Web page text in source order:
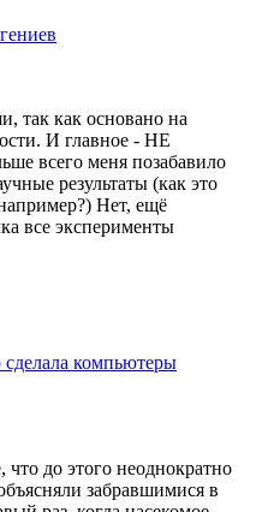
так как основано на
И главное - НЕ
всего меня позабавило
результаты (как это
Нет, ещё
все эксперименты
сделала компьютеры
до этого неоднократно
забравшимися в